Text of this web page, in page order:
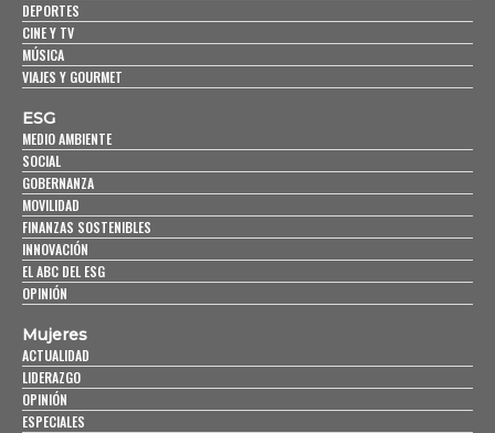
DEPORTES
CINE Y TV
MÚSICA
VIAJES Y GOURMET
ESG
MEDIO AMBIENTE
SOCIAL
GOBERNANZA
MOVILIDAD
FINANZAS SOSTENIBLES
INNOVACIÓN
EL ABC DEL ESG
OPINIÓN
Mujeres
ACTUALIDAD
LIDERAZGO
OPINIÓN
ESPECIALES